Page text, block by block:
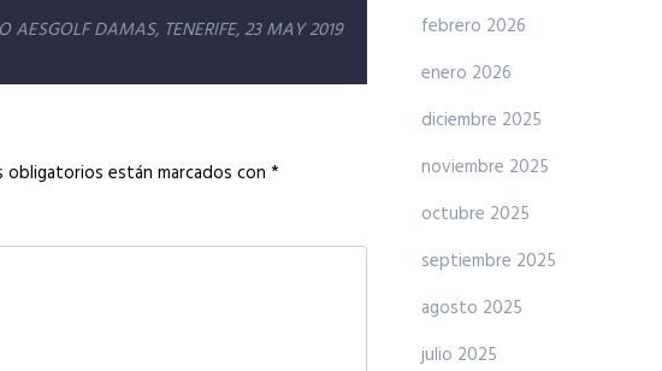
AESGOLF DAMAS, TENERIFE, 23 MAY 2019
obligatorios están marcados con *
febrero 2026
enero 2026
diciembre 2025
noviembre 2025
octubre 2025
septiembre 2025
agosto 2025
julio 2025